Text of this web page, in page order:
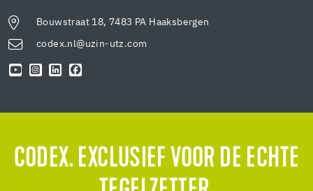
Bouwstraat 18, 7483 PA Haaksbergen
codex.nl@uzin-utz.com
CODEX. EXCLUSIEF VOOR DE ECHTE